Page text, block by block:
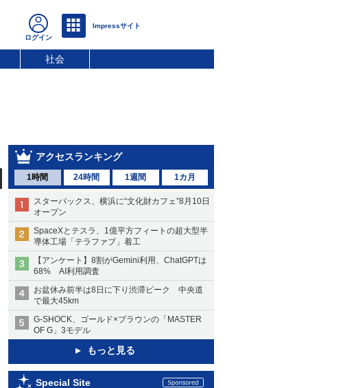
社会
アクセスランキング
1時間 24時間 1週間 1カ月
スターバックス、横浜に“文化財カフェ”8月10日
オープン
SpaceXとテスラ、1億平方フィートの超大型半
導体工場「テラファブ」着工
【アンケート】8割がGemini利用、ChatGPTは
68% AI利用調査
お盆休み前半は8日に下り渋滞ピーク 中央道
で最大45km
G-SHOCK、ゴールド×ブラウンの「MASTER
OF G」3モデル
もっと見る
Special Site